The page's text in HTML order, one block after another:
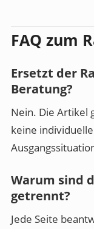
FAQ zum
Ersetzt der
Beratung?
Nein. Die Artikel
keine
Warum sind
getrennt?
Jede Seite